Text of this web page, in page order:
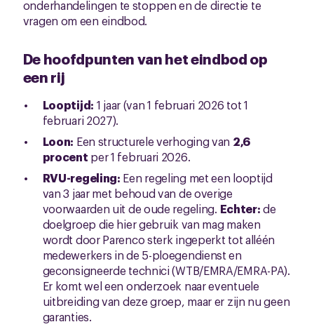
onderhandelingen te stoppen en de directie te
vragen om een eindbod.
De hoofdpunten van het eindbod op
een rij
Looptijd: 1 jaar (van 1 februari 2026 tot 1
februari 2027).
Loon: Een structurele verhoging van 2,6
procent per 1 februari 2026.
RVU-regeling: Een regeling met een looptijd
van 3 jaar met behoud van de overige
voorwaarden uit de oude regeling. Echter:de
doelgroep die hier gebruik van mag maken
wordt door Parenco sterk ingeperkt tot alléén
medewerkers in de 5-ploegendienst en
geconsigneerde technici (WTB/EMRA/EMRA-PA).
Er komt wel een onderzoek naar eventuele
uitbreiding van deze groep, maar er zijn nu geen
garanties.